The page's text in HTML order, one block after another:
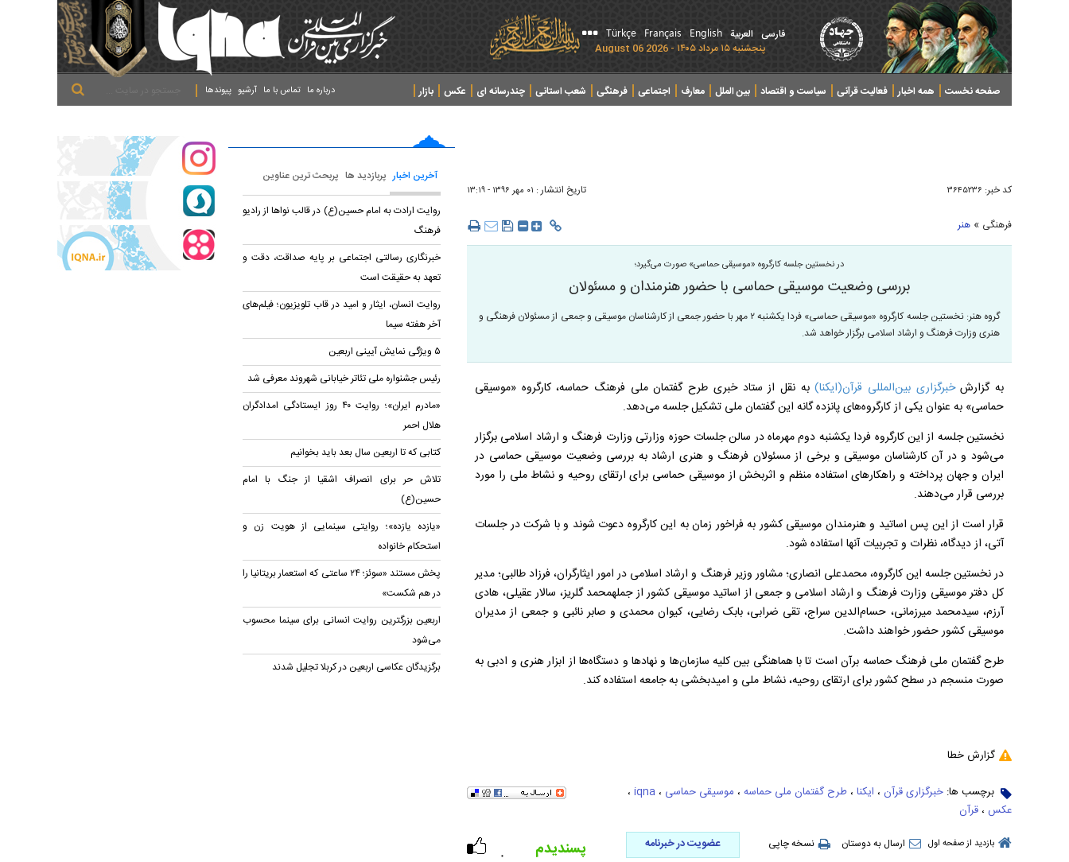
فارسی العربیة English
Français
Türkçe
پنجشنبه ۱۵ مرداد ۱۴۰۵ - 2026 August 06
صفحه نخست همه اخبار فعالیت قرآنی سیاست و اقتصاد بین الملل معارف اجتماعی فرهنگی شعب استانی چندرسانه ای عکس
بازار
پیوندها آرشیو تماس با ما درباره ما
کد خبر: ۳۶۴۵۲۳۶ تاریخ انتشار : ۰۱ مهر ۱۳۹۶ - ۱۳:۱۹
فرهنگی » هنر
در نخستین جلسه کارگروه «موسیقی حماسی» صورت می‌گیرد؛
بررسی وضعیت موسیقی حماسی با حضور هنرمندان و مسئولان
گروه هنر: نخستین جلسه کارگروه «موسیقی حماسی» فردا یکشنبه ۲ مهر با حضور جمعی از کارشناسان موسیقی و جمعی از مسئولان فرهنگی و
هنری وزارت فرهنگ و ارشاد اسلامی برگزار خواهد شد.
به گزارشخبرگزاری بین‌المللی قرآن(ایکنا)به نقل از ستاد خبری طرح گفتمان ملی فرهنگ حماسه، کارگروه «موسیقی
حماسی» به عنوان یکی از کارگروه‌های پانزده گانه این گفتمان ملی تشکیل جلسه می‌دهد.
نخستین جلسه از این کارگروه فردا یکشنبه دوم مهرماه در سالن جلسات حوزه وزارتی وزارت فرهنگ و ارشاد اسلامی برگزار
می‌شود و در آن کارشناسان موسیقی و برخی از مسئولان فرهنگ و هنری ارشاد به بررسی وضعیت موسیقی حماسی در
ایران و جهان پرداخته و راهکارهای استفاده منظم و اثربخش از موسیقی حماسی برای ارتقای روحیه و نشاط ملی را مورد
بررسی قرار می‌دهند.
قرار است از این پس اساتید و هنرمندان موسیقی کشور به فراخور زمان به این کارگروه دعوت شوند و با شرکت در جلسات
آتی، از دیدگاه، نظرات و تجربیات آنها استفاده شود.
در نخستین جلسه این کارگروه، محمدعلی انصاری؛ مشاور وزیر فرهنگ و ارشاد اسلامی در امور ایثارگران، فرزاد طالبی؛ مدیر
کل دفتر موسیقی وزارت فرهنگ و ارشاد اسلامی و جمعی از اساتید موسیقی کشور از جملهمحمد گلریز، سالار عقیلی، هادی
آرزم، سیدمحمد میرزمانی، حسام‌الدین سراج، تقی ضرابی، بابک رضایی، کیوان محمدی و صابر نائبی و جمعی از مدیران
موسیقی کشورحضور خواهند داشت.
طرح گفتمان ملی فرهنگ حماسه برآن است تا با هماهنگی بین کلیه سازمان‌ها و نهادها و دستگاه‌ها از ابزار هنری و ادبی به
صورت منسجم در سطح کشور برای ارتقای روحیه، نشاط ملی و امید‌بخشی به جامعه استفاده کند.
گزارش خطا
برچسب ها: خبرگزاری قرآن ، ایکنا ، طرح گفتمان ملی حماسه ، موسیقی حماسی ، iqna ،
عکس ، قرآن
بازدید از صفحه اول ارسال به دوستان نسخه چاپی عضویت در خبرنامه
۰ پسندیدم
آخرین اخبار پربازدید ها پربحث ترین عناوین
روایت ارادت به امام حسین(ع) در قالب نواها از رادیو
فرهنگ
خبرنگاری رسالتی اجتماعی بر پایه صداقت، دقت و
تعهد به حقیقت است
روایت انسان، ایثار و امید در قاب تلویزیون؛ فیلم‌های
آخر هفته سیما
۵ ویژگی نمایش‌ آیینی اربعین
رئیس جشنواره ملی تئاتر خیابانی شهروند معرفی شد
«مادرم ایران»؛ روایت ۴۰ روز ایستادگی امدادگران
هلال احمر
کتابی که تا اربعین سال بعد باید بخوانیم
تلاش حر برای انصراف اشقیا از جنگ با امام
حسین(ع)
«یازده یازده»؛ روایتی سینمایی از هویت زن و
استحکام خانواده
پخش مستند «سوئز؛ ۲۴ ساعتی که استعمار بریتانیا را
در هم شکست»
اربعین بزرگترین روایت انسانی برای سینما محسوب
می‌شود
برگزیدگان عکاسی اربعین در کربلا تجلیل شدند